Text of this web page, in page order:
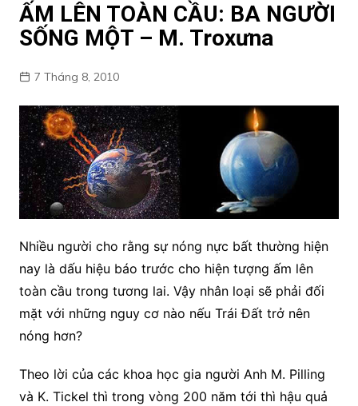
ẤM LÊN TOÀN CẦU: BA NGƯỜI
SỐNG MỘT – M. Troxưna
7 Tháng 8, 2010
Nhiều người cho rằng sự nóng nực bất thường hiện
nay là dấu hiệu báo trước cho hiện tượng ấm lên
toàn cầu trong tương lai. Vậy nhân loại sẽ phải đối
mặt với những nguy cơ nào nếu Trái Đất trở nên
nóng hơn?
Theo lời của các khoa học gia người Anh M. Pilling
và K. Tickel thì trong vòng 200 năm tới thì hậu quả